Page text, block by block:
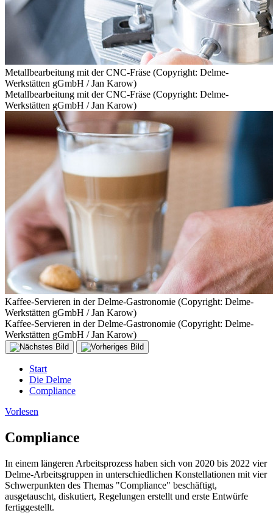
Metallbearbeitung mit der CNC-Fräse (Copyright: Delme-
Werkstätten gGmbH / Jan Karow)
Metallbearbeitung mit der CNC-Fräse (Copyright: Delme-
Werkstätten gGmbH / Jan Karow)
Kaffee-Servieren in der Delme-Gastronomie (Copyright: Delme-
Werkstätten gGmbH / Jan Karow)
Kaffee-Servieren in der Delme-Gastronomie (Copyright: Delme-
Werkstätten gGmbH / Jan Karow)
Start
Die Delme
Compliance
Vorlesen
Compliance
In einem längeren Arbeitsprozess haben sich von 2020 bis 2022 vier
Delme-Arbeitsgruppen in unterschiedlichen Konstellationen mit vier
Schwerpunkten des Themas "Compliance" beschäftigt,
ausgetauscht, diskutiert, Regelungen erstellt und erste Entwürfe
fertiggestellt.